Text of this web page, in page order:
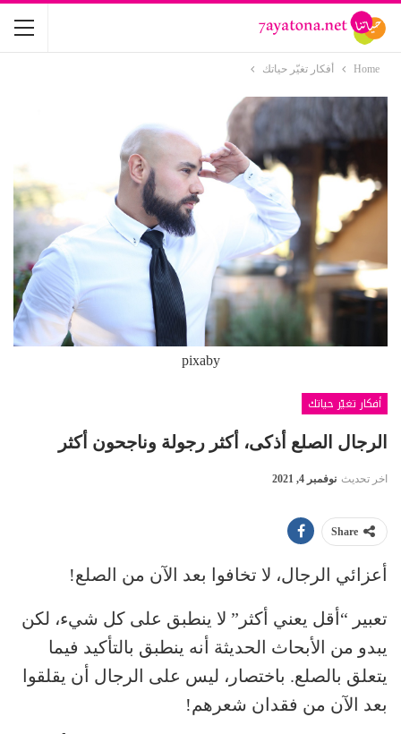
Home أفكار تغيّر حياتك
pixaby
أفكار تغيّر حياتك
الرجال الصلع أذكى، أكثر رجولة وناجحون أكثر
اخر تحديث نوفمبر 4, 2021
Share
أعزائي الرجال، لا تخافوا بعد الآن من الصلع!
تعبير “أقل يعني أكثر” لا ينطبق على كل شيء، لكن
يبدو من الأبحاث الحديثة أنه ينطبق بالتأكيد فيما
يتعلق بالصلع. باختصار، ليس على الرجال أن يقلقوا
بعد الآن من فقدان شعرهم!